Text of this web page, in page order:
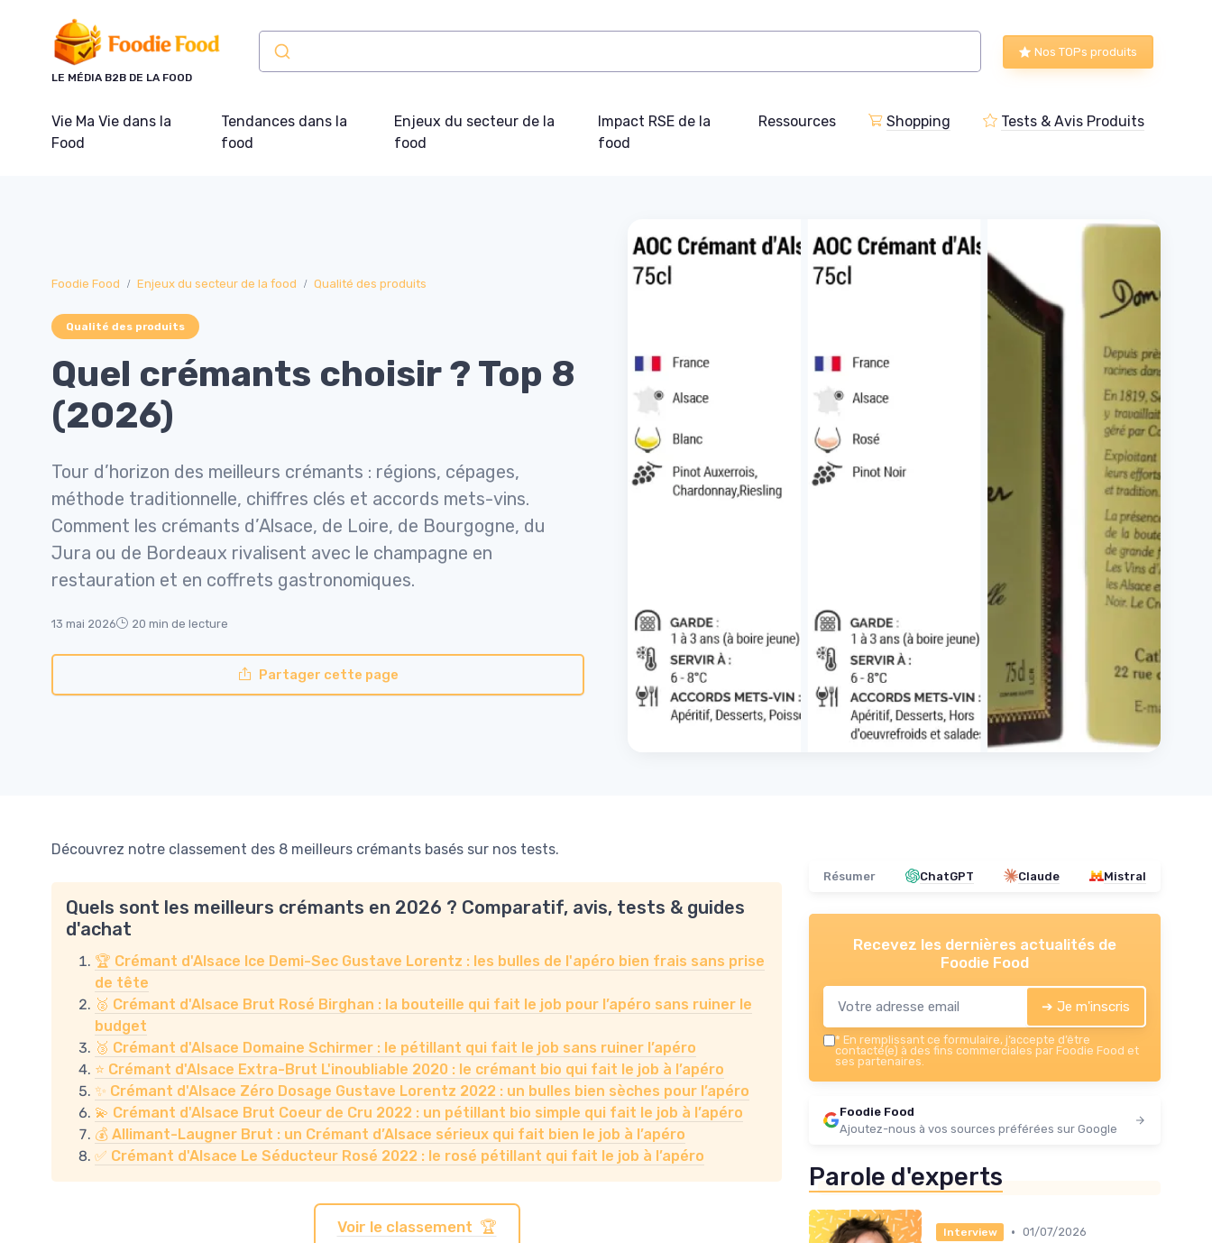
LE MÉDIA B2B DE LA FOOD
Nos TOPs produits
Vie Ma Vie dans la
Food
Tendances dans la
food
Enjeux du secteur de la
food
Impact RSE de la
food
Ressources Shopping Tests & Avis Produits
Foodie Food Enjeux du secteur de la food Qualité des produits
Qualité des produits
Quel crémants choisir ? Top 8
(2026)
Tour d’horizon des meilleurs crémants : régions, cépages,
méthode traditionnelle, chiffres clés et accords mets-vins.
Comment les crémants d’Alsace, de Loire, de Bourgogne, du
Jura ou de Bordeaux rivalisent avec le champagne en
restauration et en coffrets gastronomiques.
13 mai 2026 20 min de lecture
Partager cette page
Découvrez notre classement des 8 meilleurs crémants basés sur nos tests.
Quels sont les meilleurs crémants en 2026 ? Comparatif, avis, tests & guides
d'achat
🏆 Crémant d'Alsace Ice Demi-Sec Gustave Lorentz : les bulles de l'apéro bien frais sans prise
de tête
🥈 Crémant d'Alsace Brut Rosé Birghan : la bouteille qui fait le job pour l’apéro sans ruiner le
budget
🥉 Crémant d'Alsace Domaine Schirmer : le pétillant qui fait le job sans ruiner l’apéro
⭐ Crémant d'Alsace Extra-Brut L'inoubliable 2020 : le crémant bio qui fait le job à l’apéro
✨ Crémant d'Alsace Zéro Dosage Gustave Lorentz 2022 : un bulles bien sèches pour l’apéro
💫 Crémant d'Alsace Brut Coeur de Cru 2022 : un pétillant bio simple qui fait le job à l’apéro
💰 Allimant-Laugner Brut : un Crémant d’Alsace sérieux qui fait bien le job à l’apéro
✅ Crémant d'Alsace Le Séducteur Rosé 2022 : le rosé pétillant qui fait le job à l’apéro
Voir le classement 🏆
Résumer ChatGPT Claude Mistral
Recevez les dernières actualités de
Foodie Food
➔ Je m'inscris
* En remplissant ce formulaire, j’accepte d’être
contacté(e) à des fins commerciales par Foodie Food et
ses partenaires.
Foodie Food
Ajoutez-nous à vos sources préférées sur Google
Parole d'experts
Interview • 01/07/2026